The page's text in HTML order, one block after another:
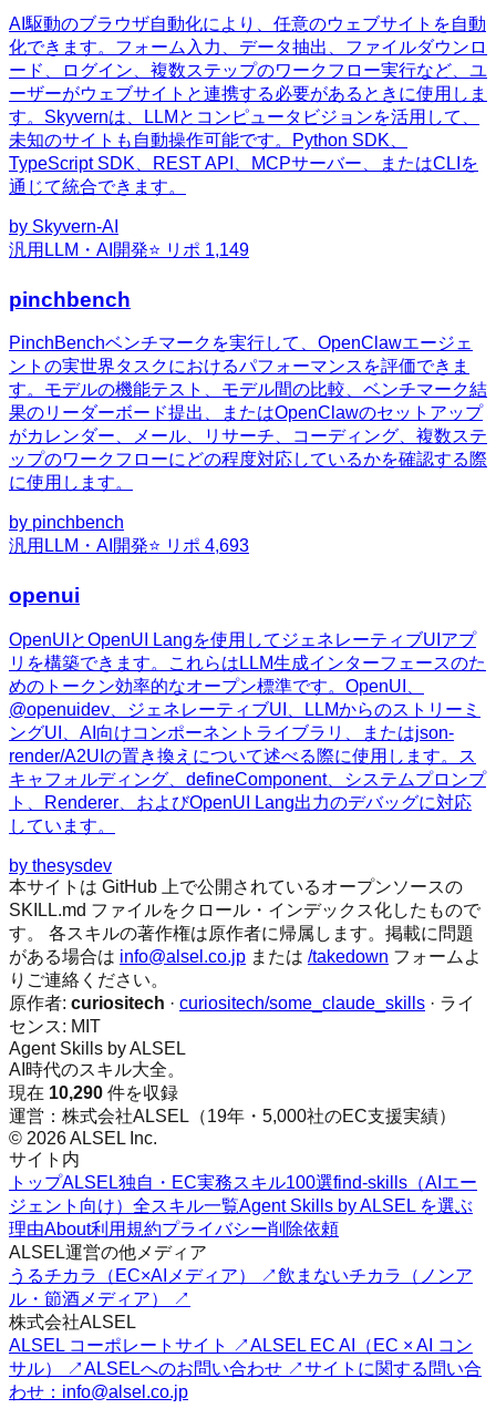
AI駆動のブラウザ自動化により、任意のウェブサイトを自動
化できます。フォーム入力、データ抽出、ファイルダウンロ
ード、ログイン、複数ステップのワークフロー実行など、ユ
ーザーがウェブサイトと連携する必要があるときに使用しま
す。Skyvernは、LLMとコンピュータビジョンを活用して、
未知のサイトも自動操作可能です。Python SDK、
TypeScript SDK、REST API、MCPサーバー、またはCLIを
通じて統合できます。
by Skyvern-AI
汎用 LLM・AI開発⭐ リポ 1,149
pinchbench
PinchBenchベンチマークを実行して、OpenClawエージェ
ントの実世界タスクにおけるパフォーマンスを評価できま
す。モデルの機能テスト、モデル間の比較、ベンチマーク結
果のリーダーボード提出、またはOpenClawのセットアップ
がカレンダー、メール、リサーチ、コーディング、複数ステ
ップのワークフローにどの程度対応しているかを確認する際
に使用します。
by pinchbench
汎用 LLM・AI開発⭐ リポ 4,693
openui
OpenUIとOpenUI Langを使用してジェネレーティブUIアプ
リを構築できます。これらはLLM生成インターフェースのた
めのトークン効率的なオープン標準です。OpenUI、
@openuidev、ジェネレーティブUI、LLMからのストリーミ
ングUI、AI向けコンポーネントライブラリ、またはjson-
render/A2UIの置き換えについて述べる際に使用します。ス
キャフォルディング、defineComponent、システムプロンプ
ト、Renderer、およびOpenUI Lang出力のデバッグに対応
しています。
by thesysdev
本サイトは GitHub 上で公開されているオープンソースの
SKILL.md ファイルをクロール・インデックス化したもので
す。 各スキルの著作権は原作者に帰属します。掲載に問題
がある場合は info@alsel.co.jp または /takedown フォームよ
りご連絡ください。
原作者: curiositech · curiositech/some_claude_skills · ライ
センス: MIT
Agent Skills by ALSEL
AI時代のスキル大全。
現在 10,290 件を収録
運営：株式会社ALSEL（19年・5,000社のEC支援実績）
© 2026 ALSEL Inc.
サイト内
トップALSEL独自・EC実務スキル100選find-skills（AIエー
ジェント向け） 全スキル一覧Agent Skills by ALSEL を選ぶ
理由About利用規約プライバシー削除依頼
ALSEL運営の他メディア
うるチカラ（EC×AIメディア） ↗飲まないチカラ（ノンア
ル・節酒メディア） ↗
株式会社ALSEL
ALSEL コーポレートサイト ↗ALSEL EC AI（EC × AI コン
サル） ↗ALSELへのお問い合わせ ↗サイトに関する問い合
わせ：info@alsel.co.jp